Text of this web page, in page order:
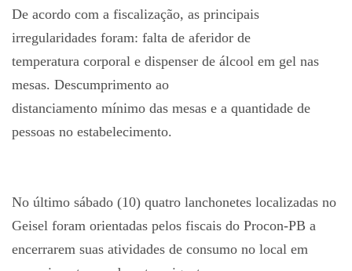
De acordo com a fiscalização, as principais
irregularidades foram: falta de aferidor de
temperatura corporal e dispenser de álcool em gel nas
mesas. Descumprimento ao
distanciamento mínimo das mesas e a quantidade de
pessoas no estabelecimento.
No último sábado (10) quatro lanchonetes localizadas no
Geisel foram orientadas pelos fiscais do Procon-PB a
encerrarem suas atividades de consumo no local em